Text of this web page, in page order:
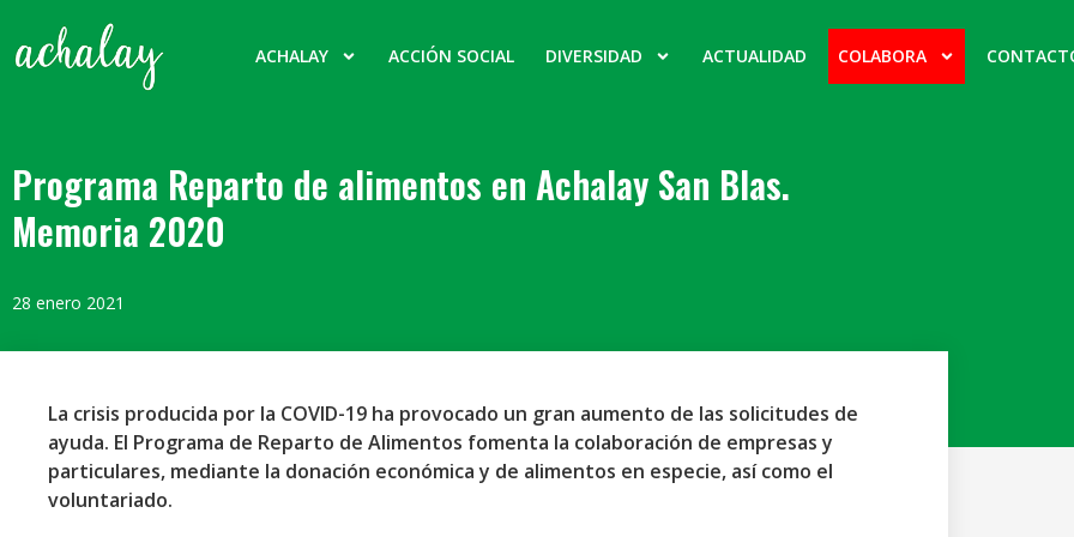
ACHALAY ACCIÓN SOCIAL DIVERSIDAD ACTUALIDAD COLABORA
Programa Reparto de alimentos en Achalay San Blas.
Memoria 2020
28 enero 2021
La crisis producida por la COVID-19 ha provocado un gran aumento de las solicitudes de
ayuda. El Programa de Reparto de Alimentos fomenta la colaboración de empresas y
particulares, mediante la donación económica y de alimentos en especie, así como el
voluntariado.